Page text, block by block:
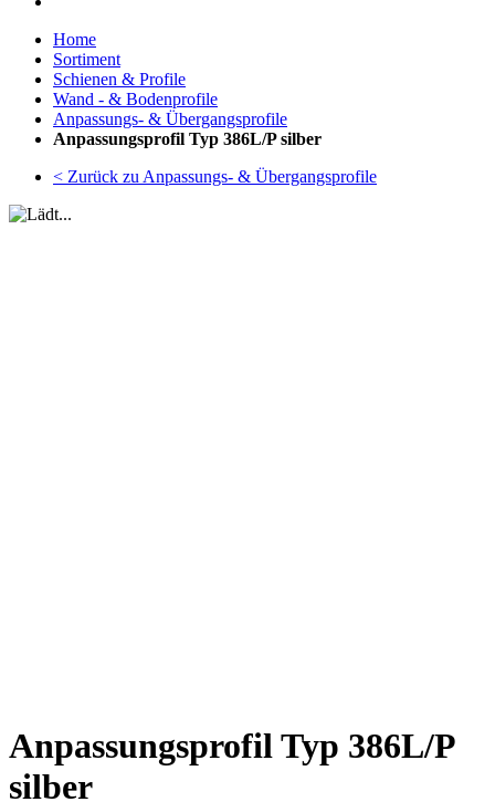
Home
Sortiment
Schienen & Profile
Wand - & Bodenprofile
Anpassungs- & Übergangsprofile
Anpassungsprofil Typ 386L/P silber
< Zurück zu Anpassungs- & Übergangsprofile
Anpassungsprofil Typ 386L/P
silber